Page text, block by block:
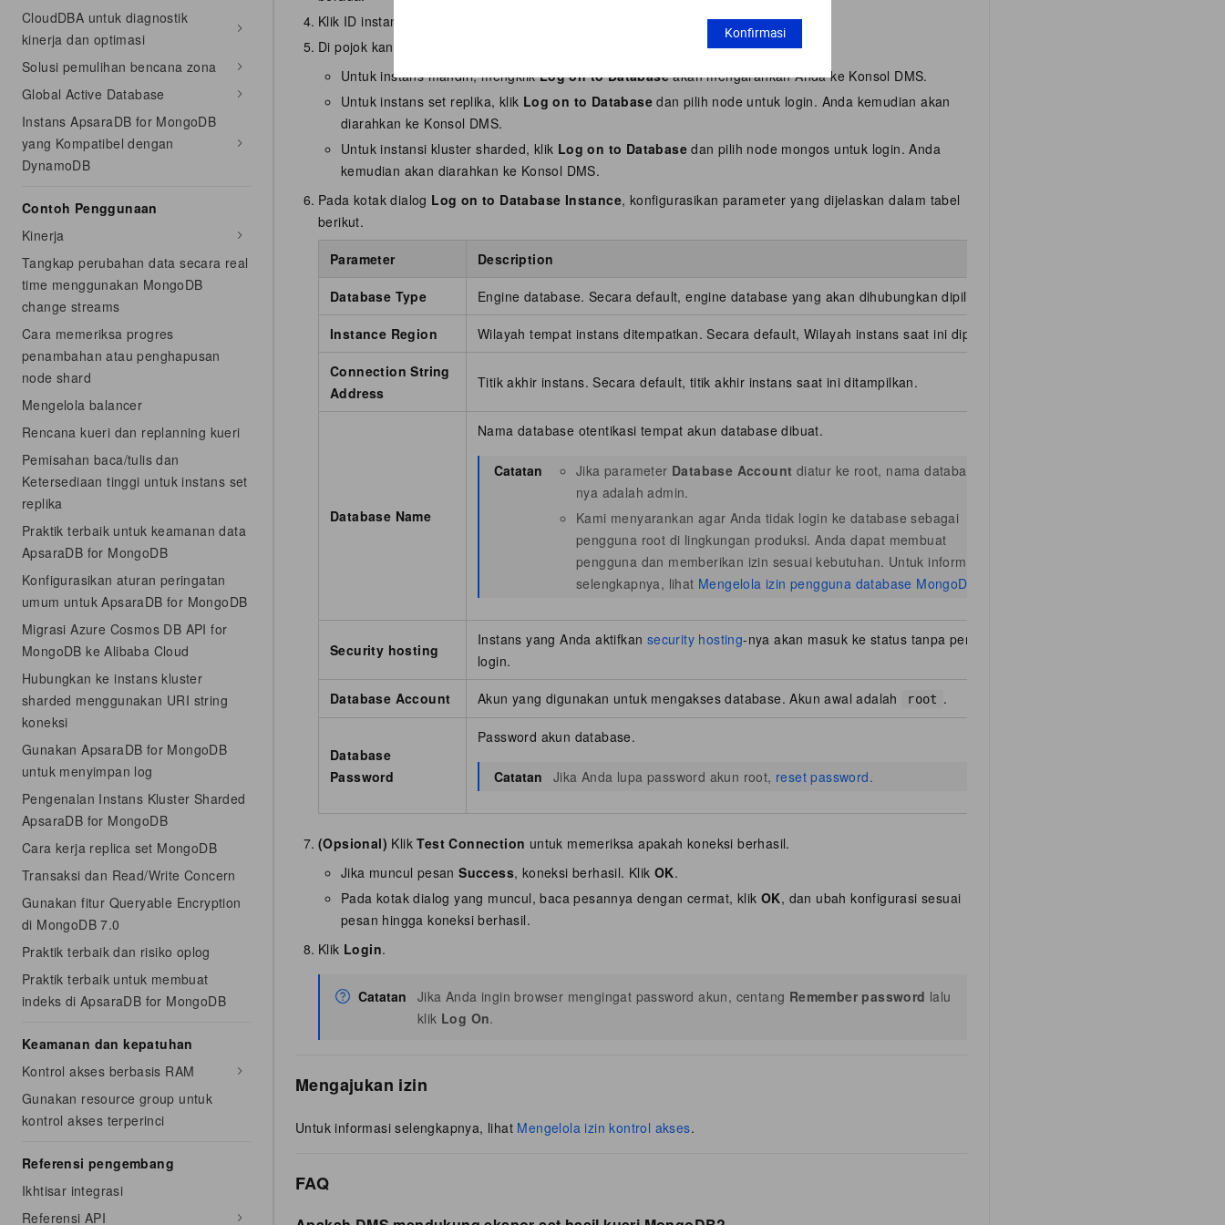
Konfirmasi
CloudDBA untuk diagnostik
kinerja dan optimasi
Solusi pemulihan bencana zona
Global Active Database
Instans ApsaraDB for MongoDB
yang Kompatibel dengan
DynamoDB
Contoh Penggunaan
Kinerja
Tangkap perubahan data secara real
time menggunakan MongoDB
change streams
Cara memeriksa progres
penambahan atau penghapusan
node shard
Mengelola balancer
Rencana kueri dan replanning kueri
Pemisahan baca/tulis dan
Ketersediaan tinggi untuk instans set
replika
Praktik terbaik untuk keamanan data
ApsaraDB for MongoDB
Konfigurasikan aturan peringatan
umum untuk ApsaraDB for MongoDB
Migrasi Azure Cosmos DB API for
MongoDB ke Alibaba Cloud
Hubungkan ke instans kluster
sharded menggunakan URI string
koneksi
Gunakan ApsaraDB for MongoDB
untuk menyimpan log
Pengenalan Instans Kluster Sharded
ApsaraDB for MongoDB
Cara kerja replica set MongoDB
Transaksi dan Read/Write Concern
Gunakan fitur Queryable Encryption
di MongoDB 7.0
Praktik terbaik dan risiko oplog
Praktik terbaik untuk membuat
indeks di ApsaraDB for MongoDB
Keamanan dan kepatuhan
Kontrol akses berbasis RAM
Gunakan resource group untuk
kontrol akses terperinci
Referensi pengembang
Ikhtisar integrasi
Referensi API
Klik ID instans yang ingin Anda kelola atau klik
di kolomActions.
Di pojok kanan atas halaman
Log on to Database.
Untuk instans mandiri, mengklikLog on to Databaseakan mengarahkan Anda ke Konsol DMS.
Untuk instans set replika, klik Log on to Database dan pilih node untuk login. Anda kemudian akan
diarahkan ke Konsol DMS.
Untuk instansi kluster sharded, klik Log on to Database dan pilih node mongos untuk login. Anda
kemudian akan diarahkan ke Konsol DMS.
Pada kotak dialog Log on to Database Instance, konfigurasikan parameter yang dijelaskan dalam tabel
berikut.
Parameter Description
Database Type Engine database. Secara default, engine database yang akan dihubungkan dipilih.
Instance Region Wilayah tempat instans ditempatkan. Secara default, Wilayah instans saat ini dipilih.
Connection String
Address
Titik akhir instans. Secara default, titik akhir instans saat ini ditampilkan.
Database Name
Nama database otentikasi tempat akun database dibuat.
Catatan Jika parameter Database Account diatur ke root, nama database-
nya adalah admin.
Kami menyarankan agar Anda tidak login ke database sebagai
pengguna root di lingkungan produksi. Anda dapat membuat
pengguna dan memberikan izin sesuai kebutuhan. Untuk informasi
selengkapnya, lihat Mengelola izin pengguna database MongoDB
Security hosting
Instans yang Anda aktifkan security hosting-nya akan masuk ke status tanpa perlu
login.
Database Account Akun yang digunakan untuk mengakses database. Akun awal adalah root .
Database
Password
Password akun database.
Catatan Jika Anda lupa password akun root, reset password.
(Opsional) KlikTest Connection untuk memeriksa apakah koneksi berhasil.
Jika muncul pesanSuccess, koneksi berhasil. KlikOK.
Pada kotak dialog yang muncul, baca pesannya dengan cermat, klik OK, dan ubah konfigurasi sesuai
pesan hingga koneksi berhasil.
Klik Login.
Catatan Jika Anda ingin browser mengingat password akun, centang Remember password lalu
klik Log On.
Mengajukan izin
Untuk informasi selengkapnya, lihat Mengelola izin kontrol akses.
FAQ